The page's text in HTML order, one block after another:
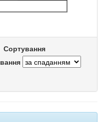
Сортування